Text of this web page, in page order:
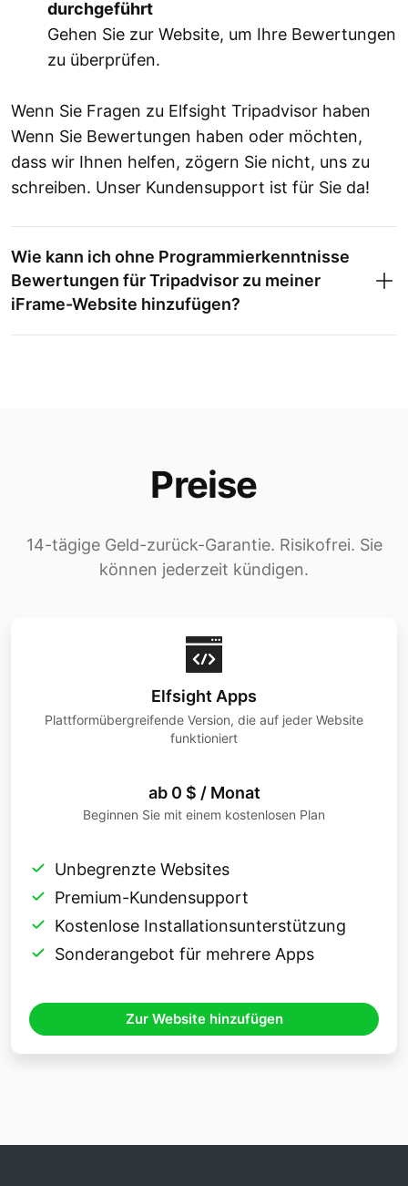
durchgeführt
Gehen Sie zur Website, um Ihre Bewertungen
zu überprüfen.
Wenn Sie Fragen zu Elfsight Tripadvisor haben
Wenn Sie Bewertungen haben oder möchten,
dass wir Ihnen helfen, zögern Sie nicht, uns zu
schreiben. Unser Kundensupport ist für Sie da!
Wie kann ich ohne Programmierkenntnisse
Bewertungen für Tripadvisor zu meiner
iFrame-Website hinzufügen?
Preise
14-tägige Geld-zurück-Garantie. Risikofrei. Sie
können jederzeit kündigen.
Elfsight Apps
Plattformübergreifende Version, die auf jeder Website
funktioniert
ab 0 $ / Monat
Beginnen Sie mit einem kostenlosen Plan
Unbegrenzte Websites
Premium-Kundensupport
Kostenlose Installationsunterstützung
Sonderangebot für mehrere Apps
Zur Website hinzufügen